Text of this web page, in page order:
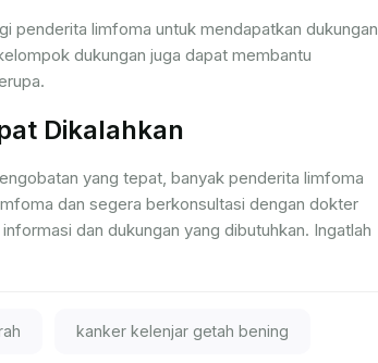
penderita limfoma untuk mendapatkan dukungan
dukungan juga dapat membantu
Dikalahkan
yang tepat, banyak penderita limfoma
dan segera berkonsultasi dengan dokter
dan dukungan yang dibutuhkan. Ingatlah
kanker kelenjar getah bening